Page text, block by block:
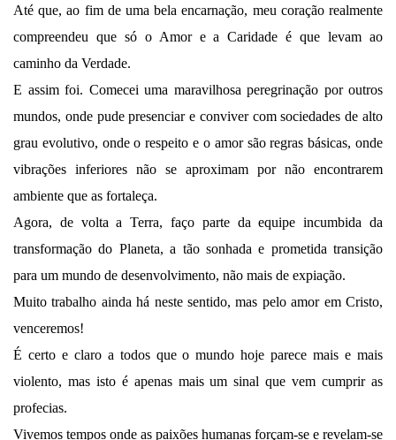
Até que, ao fim de uma bela encarnação, meu coração realmente
compreendeu que só o Amor e a Caridade é que levam ao
caminho da Verdade.
E assim foi. Comecei uma maravilhosa peregrinação por outros
mundos, onde pude presenciar e conviver com sociedades de alto
grau evolutivo, onde o respeito e o amor são regras básicas, onde
vibrações inferiores não se aproximam por não encontrarem
ambiente que as fortaleça.
Agora, de volta a Terra, faço parte da equipe incumbida da
transformação do Planeta, a tão sonhada e prometida transição
para um mundo de desenvolvimento, não mais de expiação.
Muito trabalho ainda há neste sentido, mas pelo amor em Cristo,
venceremos!
É certo e claro a todos que o mundo hoje parece mais e mais
violento, mas isto é apenas mais um sinal que vem cumprir as
profecias.
Vivemos tempos onde as paixões humanas forçam-se e revelam-se